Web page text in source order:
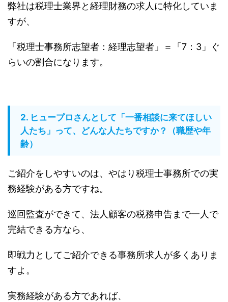
弊社は税理士業界と経理財務の求人に特化していま
すが、
「税理士事務所志望者：経理志望者」＝「7：3」ぐ
らいの割合になります。
2. ヒュープロさんとして「一番相談に来てほしい
人たち」って、どんな人たちですか？（職歴や年
齢）
ご紹介をしやすいのは、やはり税理士事務所での実
務経験がある方ですね。
巡回監査ができて、法人顧客の税務申告まで一人で
完結できる方なら、
即戦力としてご紹介できる事務所求人が多くありま
すよ。
実務経験がある方であれば、